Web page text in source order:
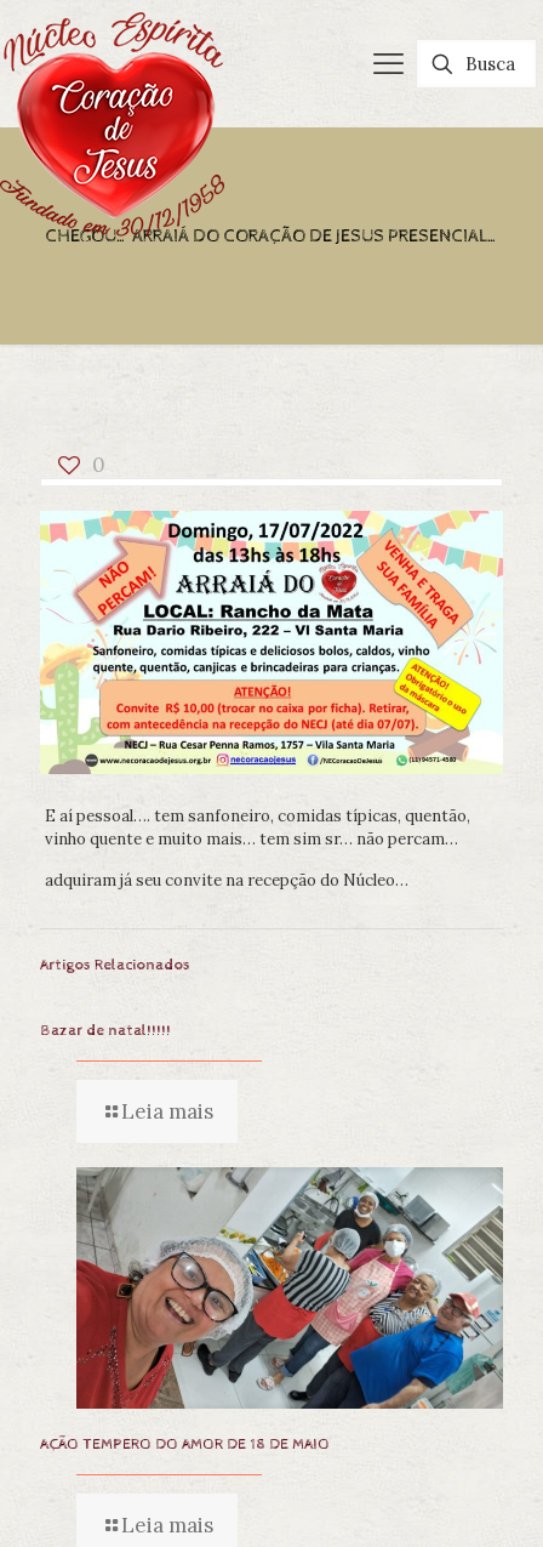
CHEGOU… ARRAIÁ DO CORAÇÃO DE JESUS PRESENCIAL…
0
E aí pessoal…. tem sanfoneiro, comidas típicas, quentão,
vinho quente e muito mais… tem sim sr… não percam…
adquiram já seu convite na recepção do Núcleo…
Artigos Relacionados
Bazar de natal!!!!!
Leia mais
AÇÃO TEMPERO DO AMOR DE 18 DE MAIO
Leia mais